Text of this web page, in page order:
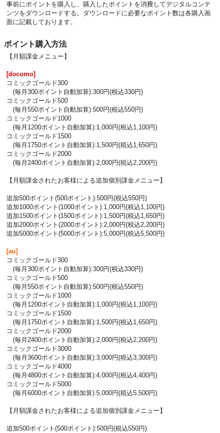
事前にポイントを購入し、購入したポイントを消費してデジタルコンテ
ンツをダウンロードする。ダウンロードに必要なポイント数は各購入画
面に記載しております。
ポイント購入方法
【月額課金メニュー】
[docomo]
コミックゴールド300
(毎月300ポイント自動加算):300円(税込330円)
コミックゴールド500
(毎月550ポイント自動加算):500円(税込550円)
コミックゴールド1000
(毎月1200ポイント自動加算):1,000円(税込1,100円)
コミックゴールド1500
(毎月1750ポイント自動加算):1,500円(税込1,650円)
コミックゴールド2000
(毎月2400ポイント自動加算):2,000円(税込2,200円)
【月額課金されたお客様による追加個別課金メニュー】
追加500ポイント(500ポイント):500円(税込550円)
追加1000ポイント(1000ポイント):1,000円(税込1,100円)
追加1500ポイント(1500ポイント):1,500円(税込1,650円)
追加2000ポイント(2000ポイント):2,000円(税込2,200円)
追加5000ポイント(5000ポイント):5,000円(税込5,500円)
[au]
コミックゴールド300
(毎月300ポイント自動加算):300円(税込330円)
コミックゴールド500
(毎月550ポイント自動加算):500円(税込550円)
コミックゴールド1000
(毎月1200ポイント自動加算):1,000円(税込1,100円)
コミックゴールド1500
(毎月1750ポイント自動加算):1,500円(税込1,650円)
コミックゴールド2000
(毎月2400ポイント自動加算):2,000円(税込2,200円)
コミックゴールド3000
(毎月3600ポイント自動加算):3,000円(税込3,300円)
コミックゴールド4000
(毎月4800ポイント自動加算):4,000円(税込4,400円)
コミックゴールド5000
(毎月6000ポイント自動加算):5,000円(税込5,500円)
【月額課金されたお客様による追加個別課金メニュー】
追加500ポイント(500ポイント):500円(税込550円)